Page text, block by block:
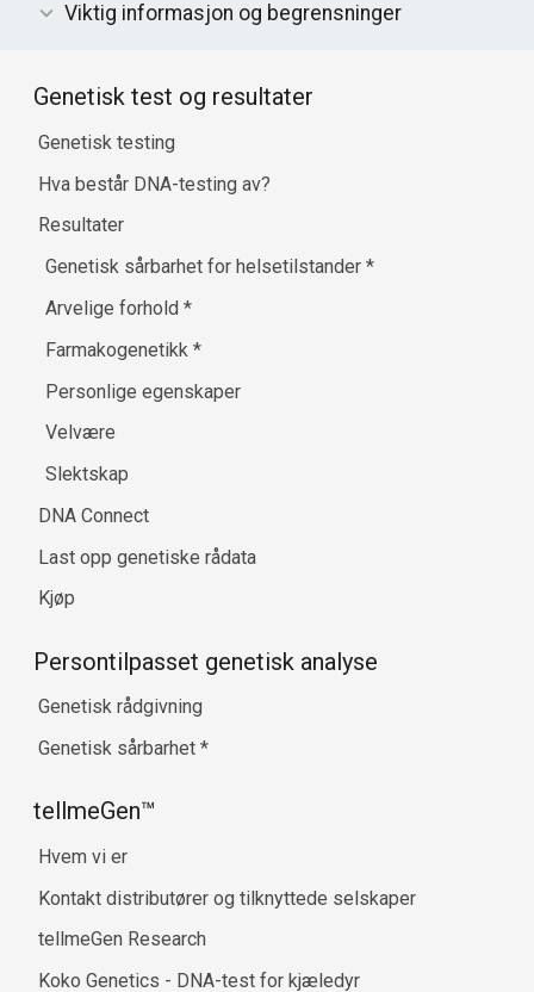
Viktig informasjon og begrensninger
Genetisk test og resultater
Genetisk testing
Hva består DNA-testing av?
Resultater
Genetisk sårbarhet for helsetilstander*
Arvelige forhold*
Farmakogenetikk*
Personlige egenskaper
Velvære
Slektskap
DNA Connect
Last opp genetiske rådata
Kjøp
Persontilpasset genetisk analyse
Genetisk rådgivning
Genetisk sårbarhet *
tellmeGen™
Hvem vi er
Kontakt distributører og tilknyttede selskaper
tellmeGen Research
Koko Genetics - DNA-test for kjæledyr